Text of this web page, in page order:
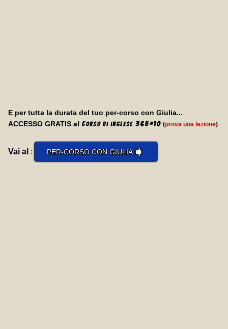
E per tutta la durata del tuo per-corso con Giulia...
ACCESSO GRATIS al Corso di inglese 365*10 (prova una lezione)
Vai al : PER-CORSO CON GIULIA➧